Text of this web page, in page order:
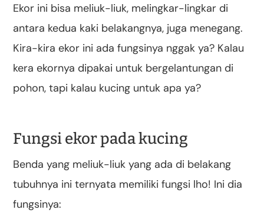
Ekor ini bisa meliuk-liuk, melingkar-lingkar di
antara kedua kaki belakangnya, juga menegang.
Kira-kira ekor ini ada fungsinya nggak ya? Kalau
kera ekornya dipakai untuk bergelantungan di
pohon, tapi kalau kucing untuk apa ya?
Fungsi ekor pada kucing
Benda yang meliuk-liuk yang ada di belakang
tubuhnya ini ternyata memiliki fungsi lho! Ini dia
fungsinya: